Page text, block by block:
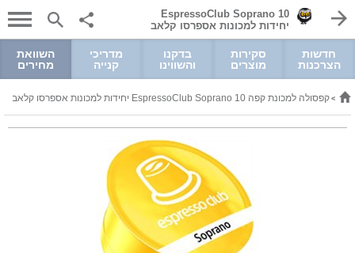
EspressoClub Soprano 10
יחידות למכונות אספרסו קלאב
חדשות
הצרכנות
סקירות
מוצרים
בדקנו
והשווינו
מדריכי
קנייה
השוואת
מחירים
>קפסולה למכונת קפה EspressoClub Soprano 10 יחידות למכונות אספרסו קלאב